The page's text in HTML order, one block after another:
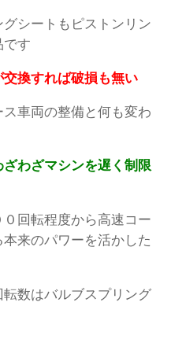
シートもピストンリン
です
換すれば破損も無い
車両の整備と何も変わ
わざマシンを遅く制限
回転程度から高速コー
来のパワーを活かした
数はバルブスプリング